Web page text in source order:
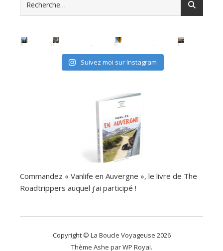
Suivez moi sur Instagram
Commandez « Vanlife en Auvergne », le livre de The
Roadtrippers auquel j’ai participé !
Copyright © La Boucle Voyageuse 2026
Thème Ashe parWP Royal.